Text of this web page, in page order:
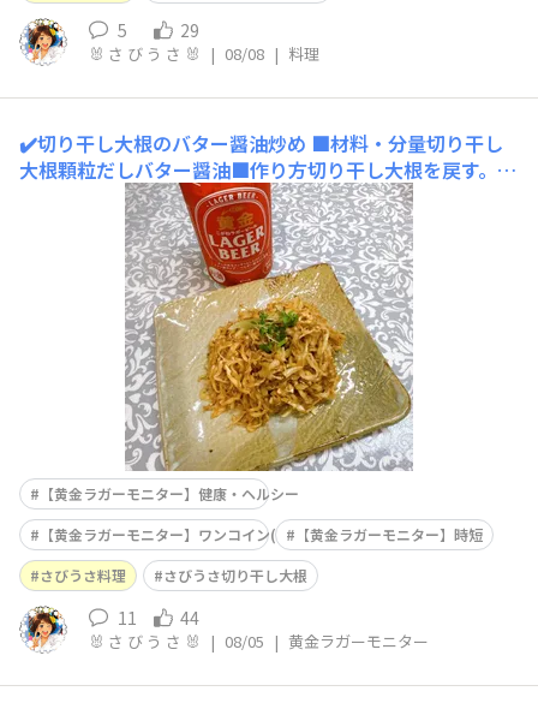
5 29
🐰 さ び う さ 🐰 | 08/08 | 料理
✔️切り干し大根のバター醤油炒め ■材料・分量切り干し
大根顆粒だしバター醤油■作り方切り干し大根を戻す。水
を絞り油で炒める。顆粒だし、醤油を入れ更に炒める。最
後にバターを入れ炒める。■おすすめポイント簡単で美味
しくて、切り干し大根を使うので体に良い。■黄金ラガー
の感想濃いめで、麦の味が際立つ美味しさです。
【黄金ラガーモニター】健康・ヘルシー
【黄金ラガーモニター】ワンコイン(500円以内)【黄金ラガーモニター】時短
さびうさ料理
さびうさ切り干し大根
11 44
🐰 さ び う さ 🐰 | 08/05 | 黄金ラガーモニター